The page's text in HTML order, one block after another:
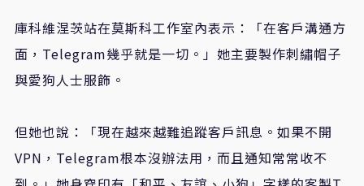
庫科維涅茨站在莫斯科工作室內表示：「在客戶溝通方
面，Telegram幾乎就是一切。」她主要製作刺繡帽子
與愛狗人士服飾。
但她也說：「現在越來越難追蹤客戶訊息。如果不開
VPN，Telegram根本沒辦法用，而且通知常常收不